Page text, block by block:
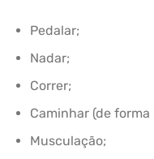
Pedalar;
Nadar;
Correr;
Caminhar (de
Musculação;